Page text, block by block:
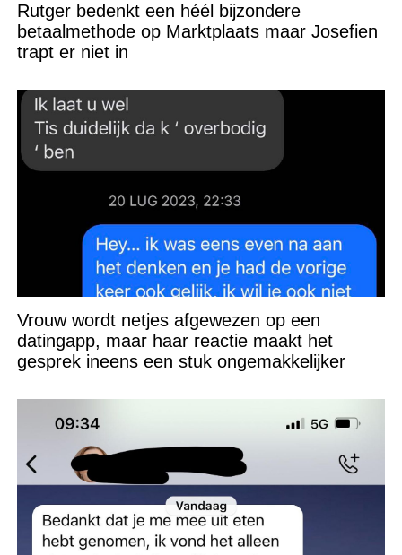
Rutger bedenkt een héél bijzondere
betaalmethode op Marktplaats maar Josefien
trapt er niet in
Vrouw wordt netjes afgewezen op een
datingapp, maar haar reactie maakt het
gesprek ineens een stuk ongemakkelijker